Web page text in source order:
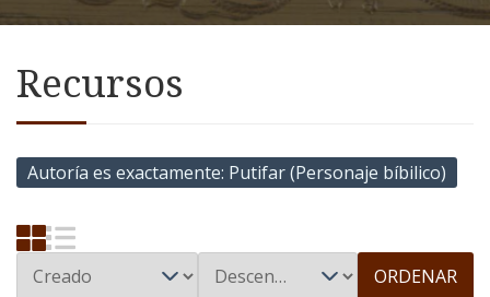
Recursos
Autoría es exactamente Putifar (Personaje bíbilico)
ORDENAR